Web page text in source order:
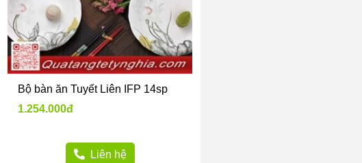
Bộ bàn ăn Tuyết Liên IFP 14sp
1.254.000đ
Liên hệ